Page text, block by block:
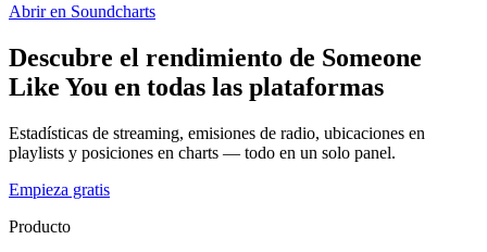
Abrir en Soundcharts
Descubre el rendimiento de Someone
Like You en todas las plataformas
Estadísticas de streaming, emisiones de radio, ubicaciones en
playlists y posiciones en charts — todo en un solo panel.
Empieza gratis
Producto